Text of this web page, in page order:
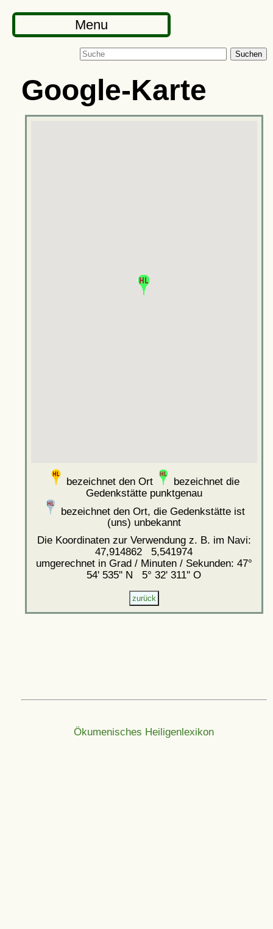
Menu
Suchen
Google-Karte
bezeichnet den Ort
bezeichnet die
Gedenkstätte punktgenau
bezeichnet den Ort, die Gedenkstätte ist
(uns) unbekannt
Die Koordinaten zur Verwendung z. B. im Navi:
47,914862 5,541974
umgerechnet in Grad / Minuten / Sekunden: 47°
54' 535'' N 5° 32' 311'' O
Ökumenisches Heiligenlexikon